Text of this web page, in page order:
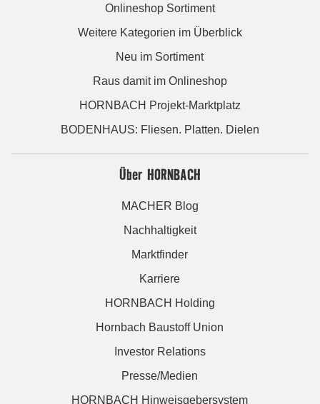
Onlineshop Sortiment
Weitere Kategorien im Überblick
Neu im Sortiment
Raus damit im Onlineshop
HORNBACH Projekt-Marktplatz
BODENHAUS: Fliesen. Platten. Dielen
Über HORNBACH
MACHER Blog
Nachhaltigkeit
Marktfinder
Karriere
HORNBACH Holding
Hornbach Baustoff Union
Investor Relations
Presse/Medien
HORNBACH Hinweisgebersystem